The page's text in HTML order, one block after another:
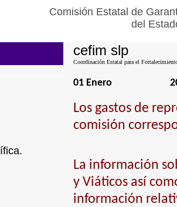
Comisión Estatal de
del
cefim slp
Coordinación Estatal para el
01 Enero
Los gastos de
comisión
La información
y Viáticos así
información